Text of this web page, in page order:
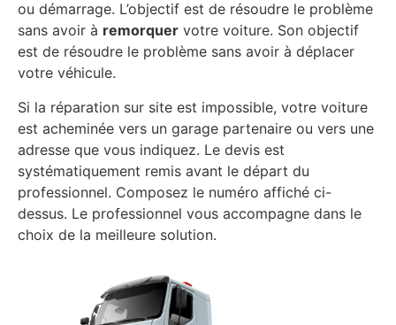
ou démarrage. L’objectif est de résoudre le problème
sans avoir à remorquer votre voiture. Son objectif
est de résoudre le problème sans avoir à déplacer
votre véhicule.
Si la réparation sur site est impossible, votre voiture
est acheminée vers un garage partenaire ou vers une
adresse que vous indiquez. Le devis est
systématiquement remis avant le départ du
professionnel. Composez le numéro affiché ci-
dessus. Le professionnel vous accompagne dans le
choix de la meilleure solution.